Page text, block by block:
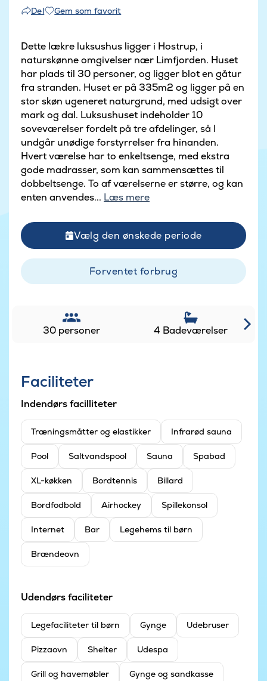
Del
Gem som favorit
Dette lækre luksushus ligger i Hostrup, i
naturskønne omgivelser nær Limfjorden. Huset
har plads til 30 personer, og ligger blot en gåtur
fra stranden. Huset er på 335m2 og ligger på en
stor skøn ugeneret naturgrund, med udsigt over
mark og dal. Luksushuset indeholder 10
soveværelser fordelt på tre afdelinger, så I
undgår unødige forstyrrelser fra hinanden.
Hvert værelse har to enkeltsenge, med ekstra
gode madrasser, som kan sammensættes til
dobbeltsenge. To af værelserne er større, og kan
enten anvendes... Læs mere
Vælg den ønskede periode
Forventet forbrug
30 personer 4 Badeværelser
Faciliteter
Indendørs facilliteter
Træningsmåtter og elastikker Infrarød sauna
Pool Saltvandspool Sauna Spabad
XL-køkken Bordtennis Billard
Bordfodbold Airhockey Spillekonsol
Internet Bar Legehems til børn
Brændeovn
Udendørs faciliteter
Legefaciliteter til børn Gynge Udebruser
Pizzaovn Shelter Udespa
Grill og havemøbler Gynge og sandkasse